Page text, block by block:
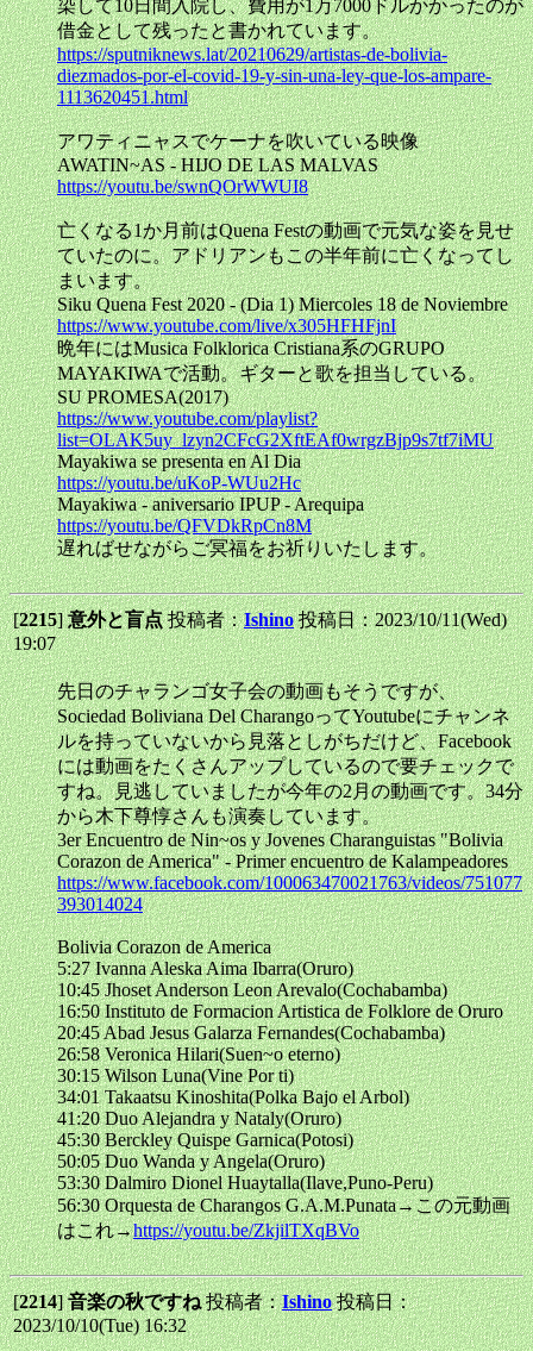
染して10日間入院し、費用が1万7000ドルかかったのが
借金として残ったと書かれています。
https://sputniknews.lat/20210629/artistas-de-bolivia-
diezmados-por-el-covid-19-y-sin-una-ley-que-los-ampare-
1113620451.html
アワティニャスでケーナを吹いている映像
AWATIN~AS - HIJO DE LAS MALVAS
https://youtu.be/swnQOrWWUI8
亡くなる1か月前はQuena Festの動画で元気な姿を見せ
ていたのに。アドリアンもこの半年前に亡くなってし
まいます。
Siku Quena Fest 2020 - (Dia 1) Miercoles 18 de Noviembre
https://www.youtube.com/live/x305HFHFjnI
晩年にはMusica Folklorica Cristiana系のGRUPO
MAYAKIWAで活動。ギターと歌を担当している。
SU PROMESA(2017)
https://www.youtube.com/playlist?
list=OLAK5uy_lzyn2CFcG2XftEAf0wrgzBjp9s7tf7iMU
Mayakiwa se presenta en Al Dia
https://youtu.be/uKoP-WUu2Hc
Mayakiwa - aniversario IPUP - Arequipa
https://youtu.be/QFVDkRpCn8M
遅ればせながらご冥福をお祈りいたします。
[2215]意外と盲点投稿者：Ishino 投稿日：2023/10/11(Wed)
19:07
先日のチャランゴ女子会の動画もそうですが、
Sociedad Boliviana Del CharangoってYoutubeにチャンネ
ルを持っていないから見落としがちだけど、Facebook
には動画をたくさんアップしているので要チェックで
すね。見逃していましたが今年の2月の動画です。34分
から木下尊惇さんも演奏しています。
3er Encuentro de Nin~os y Jovenes Charanguistas "Bolivia
Corazon de America" - Primer encuentro de Kalampeadores
https://www.facebook.com/100063470021763/videos/751077
393014024
Bolivia Corazon de America
5:27 Ivanna Aleska Aima Ibarra(Oruro)
10:45 Jhoset Anderson Leon Arevalo(Cochabamba)
16:50 Instituto de Formacion Artistica de Folklore de Oruro
20:45 Abad Jesus Galarza Fernandes(Cochabamba)
26:58 Veronica Hilari(Suen~o eterno)
30:15 Wilson Luna(Vine Por ti)
34:01 Takaatsu Kinoshita(Polka Bajo el Arbol)
41:20 Duo Alejandra y Nataly(Oruro)
45:30 Berckley Quispe Garnica(Potosi)
50:05 Duo Wanda y Angela(Oruro)
53:30 Dalmiro Dionel Huaytalla(Ilave,Puno-Peru)
56:30 Orquesta de Charangos G.A.M.Punata→この元動画
はこれ→https://youtu.be/ZkjilTXqBVo
[2214]音楽の秋ですね投稿者：Ishino 投稿日：
2023/10/10(Tue) 16:32